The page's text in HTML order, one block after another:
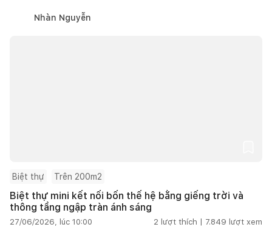
Nhàn Nguyễn
Biệt thự Trên 200m2
Biệt thự mini kết nối bốn thế hệ bằng giếng trời và
thông tầng ngập tràn ánh sáng
27/06/2026, lúc 10:00 2 lượt thích | 7.849 lượt xem